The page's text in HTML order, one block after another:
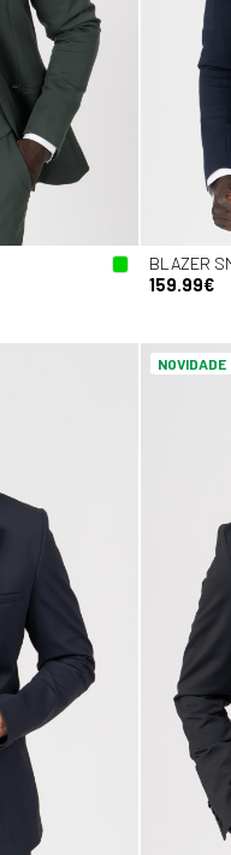
BLAZER
159.99€
NOVIDADE